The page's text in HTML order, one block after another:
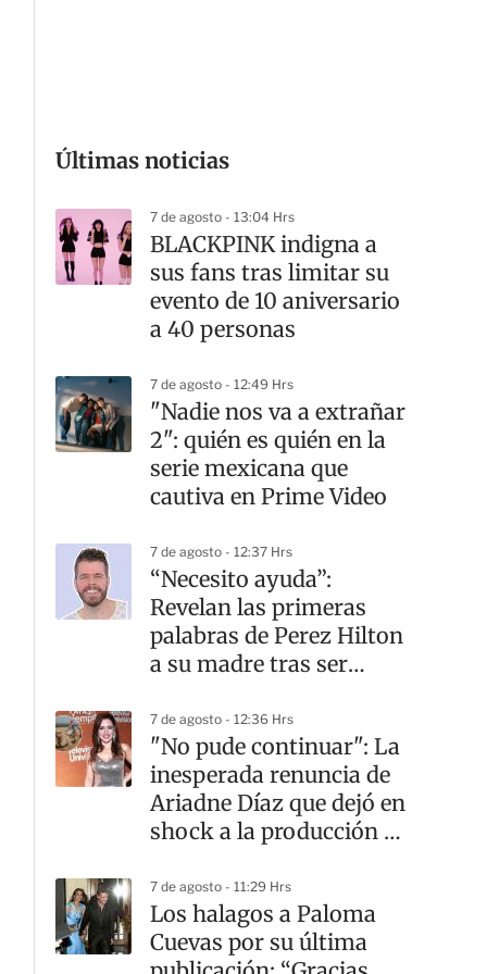
Últimas noticias
7 de agosto - 13:04 Hrs
BLACKPINK indigna a
sus fans tras limitar su
evento de 10 aniversario
a 40 personas
7 de agosto - 12:49 Hrs
"Nadie nos va a extrañar
2": quién es quién en la
serie mexicana que
cautiva en Prime Video
7 de agosto - 12:37 Hrs
“Necesito ayuda”:
Revelan las primeras
palabras de Perez Hilton
a su madre tras ser
7 de agosto - 12:36 Hrs
"No pude continuar": La
inesperada renuncia de
Ariadne Díaz que dejó en
shock a la producción de
7 de agosto - 11:29 Hrs
Los halagos a Paloma
Cuevas por su última